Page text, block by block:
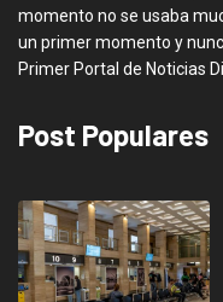
momento no se usaba
un primer momento y
Primer Portal de Noticias
Post Populares